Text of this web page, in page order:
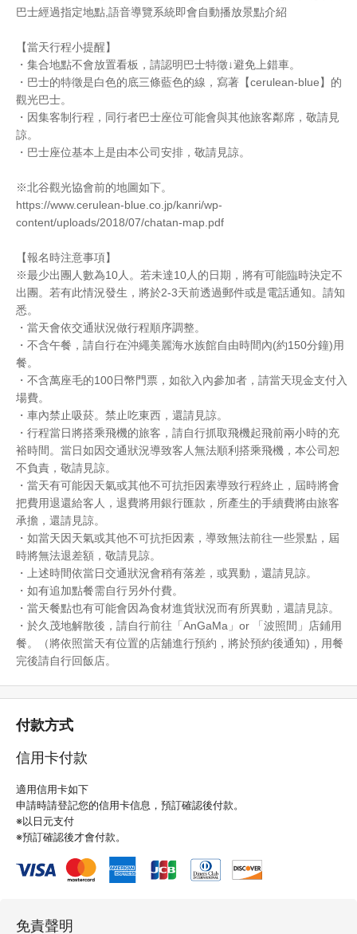
巴士經過指定地點,語音導覽系統即會自動播放景點介紹
【當天行程小提醒】
・集合地點不會放置看板，請認明巴士特徵↓避免上錯車。
・巴士的特徵是白色的底三條藍色的線，寫著【cerulean-blue】的
觀光巴士。
・因集客制行程，同行者巴士座位可能會與其他旅客鄰席，敬請見
諒。
・巴士座位基本上是由本公司安排，敬請見諒。
※北谷觀光協會前的地圖如下。
https://www.cerulean-blue.co.jp/kanri/wp-
content/uploads/2018/07/chatan-map.pdf
【報名時注意事項】
※最少出團人數為10人。若未達10人的日期，將有可能臨時決定不
出團。若有此情況發生，將於2-3天前透過郵件或是電話通知。請知
悉。
・當天會依交通狀況做行程順序調整。
・不含午餐，請自行在沖繩美麗海水族館自由時間內(約150分鐘)用
餐。
・不含萬座毛的100日幣門票，如欲入內參加者，請當天現金支付入
場費。
・車內禁止吸菸。禁止吃東西，還請見諒。
・行程當日將搭乘飛機的旅客，請自行抓取飛機起飛前兩小時的充
裕時間。當日如因交通狀況導致客人無法順利搭乘飛機，本公司恕
不負責，敬請見諒。
・當天有可能因天氣或其他不可抗拒因素導致行程終止，屆時將會
把費用退還給客人，退費將用銀行匯款，所產生的手續費將由旅客
承擔，還請見諒。
・如當天因天氣或其他不可抗拒因素，導致無法前往一些景點，屆
時將無法退差額，敬請見諒。
・上述時間依當日交通狀況會稍有落差，或異動，還請見諒。
・如有追加點餐需自行另外付費。
・當天餐點也有可能會因為食材進貨狀況而有所異動，還請見諒。
・ 於久茂地解散後，請自行前往「AnGaMa」or 「波照間」店鋪用
餐。（將依照當天有位置的店舖進行預約，將於預約後通知)，用餐
完後請自行回飯店。
付款方式
信用卡付款
適用信用卡如下
申請時請登記您的信用卡信息，預訂確認後付款。
※以日元支付
※預訂確認後才會付款。
免責聲明